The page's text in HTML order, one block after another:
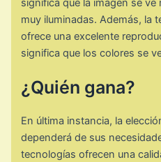
significa que la imagen se
muy iluminadas. Además, la
ofrece una excelente
significa que los colores se
¿Quién gana?
En última instancia, la
dependerá de sus
tecnologías ofrecen una